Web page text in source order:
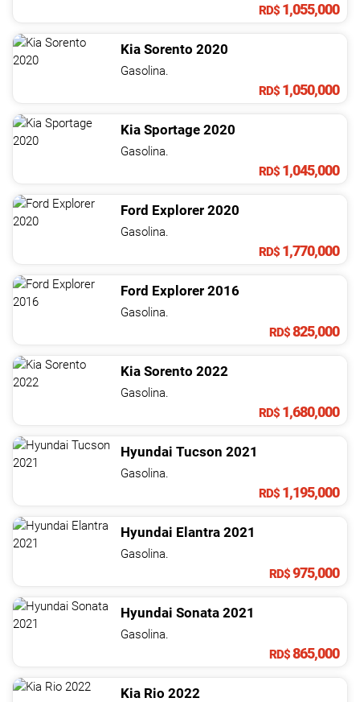
RD$ 1,055,000
Kia Sorento 2020
Gasolina.
RD$ 1,050,000
Kia Sportage 2020
Gasolina.
RD$ 1,045,000
Ford Explorer 2020
Gasolina.
RD$ 1,770,000
Ford Explorer 2016
Gasolina.
RD$825,000
Kia Sorento 2022
Gasolina.
RD$ 1,680,000
Hyundai Tucson 2021
Gasolina.
RD$ 1,195,000
Hyundai Elantra 2021
Gasolina.
RD$975,000
Hyundai Sonata 2021
Gasolina.
RD$865,000
Kia Rio 2022